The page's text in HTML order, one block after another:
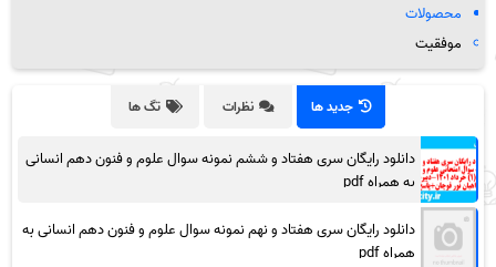
محصولات
موفقیت
جدید ها نظرات تگ ها
دانلود رایگان سری هفتاد و ششم نمونه سوال علوم و فنون دهم انسانی
به همراه pdf
دانلود رایگان سری هفتاد و نهم نمونه سوال علوم و فنون دهم انسانی به
همراه pdf